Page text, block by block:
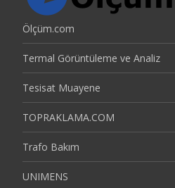
Ölçüm.com
Termal Görüntüleme ve Analiz
Tesisat Muayene
TOPRAKLAMA.COM
Trafo Bakım
UNIMENS